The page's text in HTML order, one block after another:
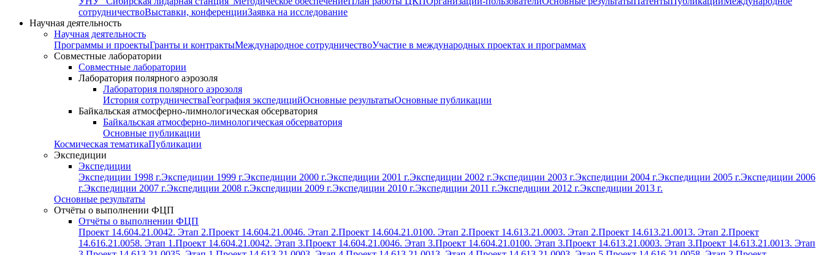
сотрудничествоВыставки, конференцииЗаявка на исследование
Научная деятельность
Научная деятельность
Программы и проектыГранты и контрактыМеждународное сотрудничествоУчастие в международных проектах и программах
Совместные лаборатории
Совместные лаборатории
Лаборатория полярного аэрозоля
Лаборатория полярного аэрозоля
История сотрудничестваГеография экспедицийОсновные результатыОсновные публикации
Байкальская атмосферно-лимнологическая обсерватория
Байкальская атмосферно-лимнологическая обсерватория
Основные публикации
Космическая тематикаПубликации
Экспедиции
Экспедиции
Экспедиции 1998 г.Экспедиции 1999 г.Экспедиции 2000 г.Экспедиции 2001 г.Экспедиции 2002 г.Экспедиции 2003 г.Экспедиции 2004 г.Экспедиции 2005 г.Экспедиции 2006
г.Экспедиции 2007 г.Экспедиции 2008 г.Экспедиции 2009 г.Экспедиции 2010 г.Экспедиции 2011 г.Экспедиции 2012 г.Экспедиции 2013 г.
Основные результаты
Отчёты о выполнении ФЦП
Отчёты о выполнении ФЦП
Проект 14.604.21.0042. Этап 2.Проект 14.604.21.0046. Этап 2.Проект 14.604.21.0100. Этап 2.Проект 14.613.21.0003. Этап 2.Проект 14.613.21.0013. Этап 2.Проект
14.616.21.0058. Этап 1.Проект 14.604.21.0042. Этап 3.Проект 14.604.21.0046. Этап 3.Проект 14.604.21.0100. Этап 3.Проект 14.613.21.0003. Этап 3.Проект 14.613.21.0013. Этап